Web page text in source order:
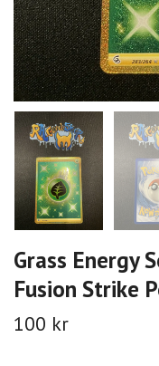
Grass Energy
Fusion Strike
100 kr